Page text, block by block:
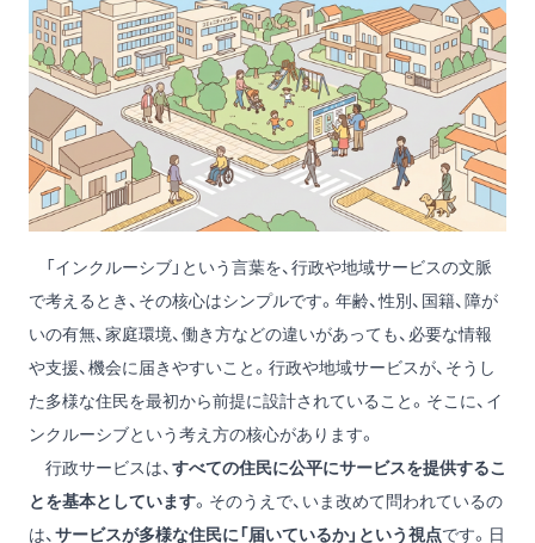
「インクルーシブ」という言葉を、行政や地域サービスの文脈
で考えるとき、その核心はシンプルです。年齢、性別、国籍、障が
いの有無、家庭環境、働き方などの違いがあっても、必要な情報
や支援、機会に届きやすいこと。行政や地域サービスが、そうし
た多様な住民を最初から前提に設計されていること。そこに、イ
ンクルーシブという考え方の核心があります。
行政サービスは、 すべての住民に公平にサービスを提供するこ
とを基本としています。そのうえで、いま改めて問われているの
は、 サービスが多様な住民に「届いているか」という視点です。日